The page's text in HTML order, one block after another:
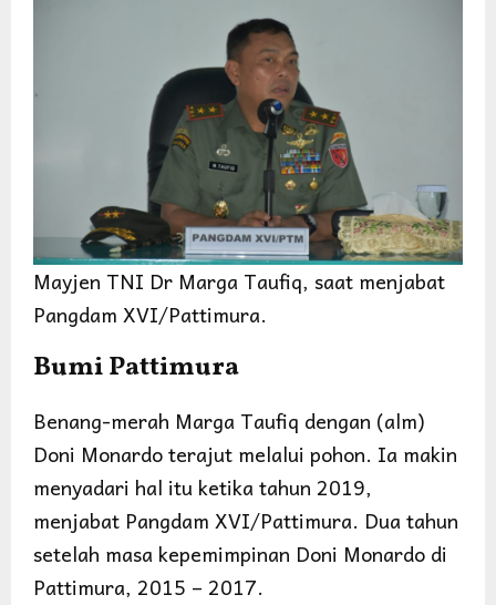
Mayjen TNI Dr Marga Taufiq, saat menjabat
Pangdam XVI/Pattimura.
Bumi Pattimura
Benang-merah Marga Taufiq dengan (alm)
Doni Monardo terajut melalui pohon. Ia makin
menyadari hal itu ketika tahun 2019,
menjabat Pangdam XVI/Pattimura. Dua tahun
setelah masa kepemimpinan Doni Monardo di
Pattimura, 2015 – 2017.